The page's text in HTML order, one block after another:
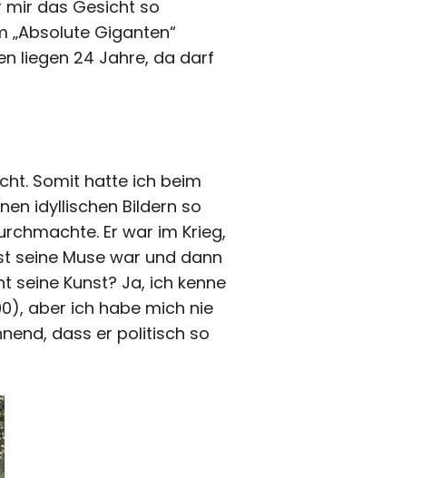
mir das Gesicht so
„Absolute Giganten“
liegen 24 Jahre, da darf
Somit hatte ich beim
idyllischen Bildern so
Er war im Krieg,
seine Muse war und dann
seine Kunst? Ja, ich kenne
aber ich habe mich nie
dass er politisch so